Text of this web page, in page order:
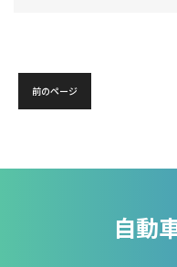
前のページ
自動